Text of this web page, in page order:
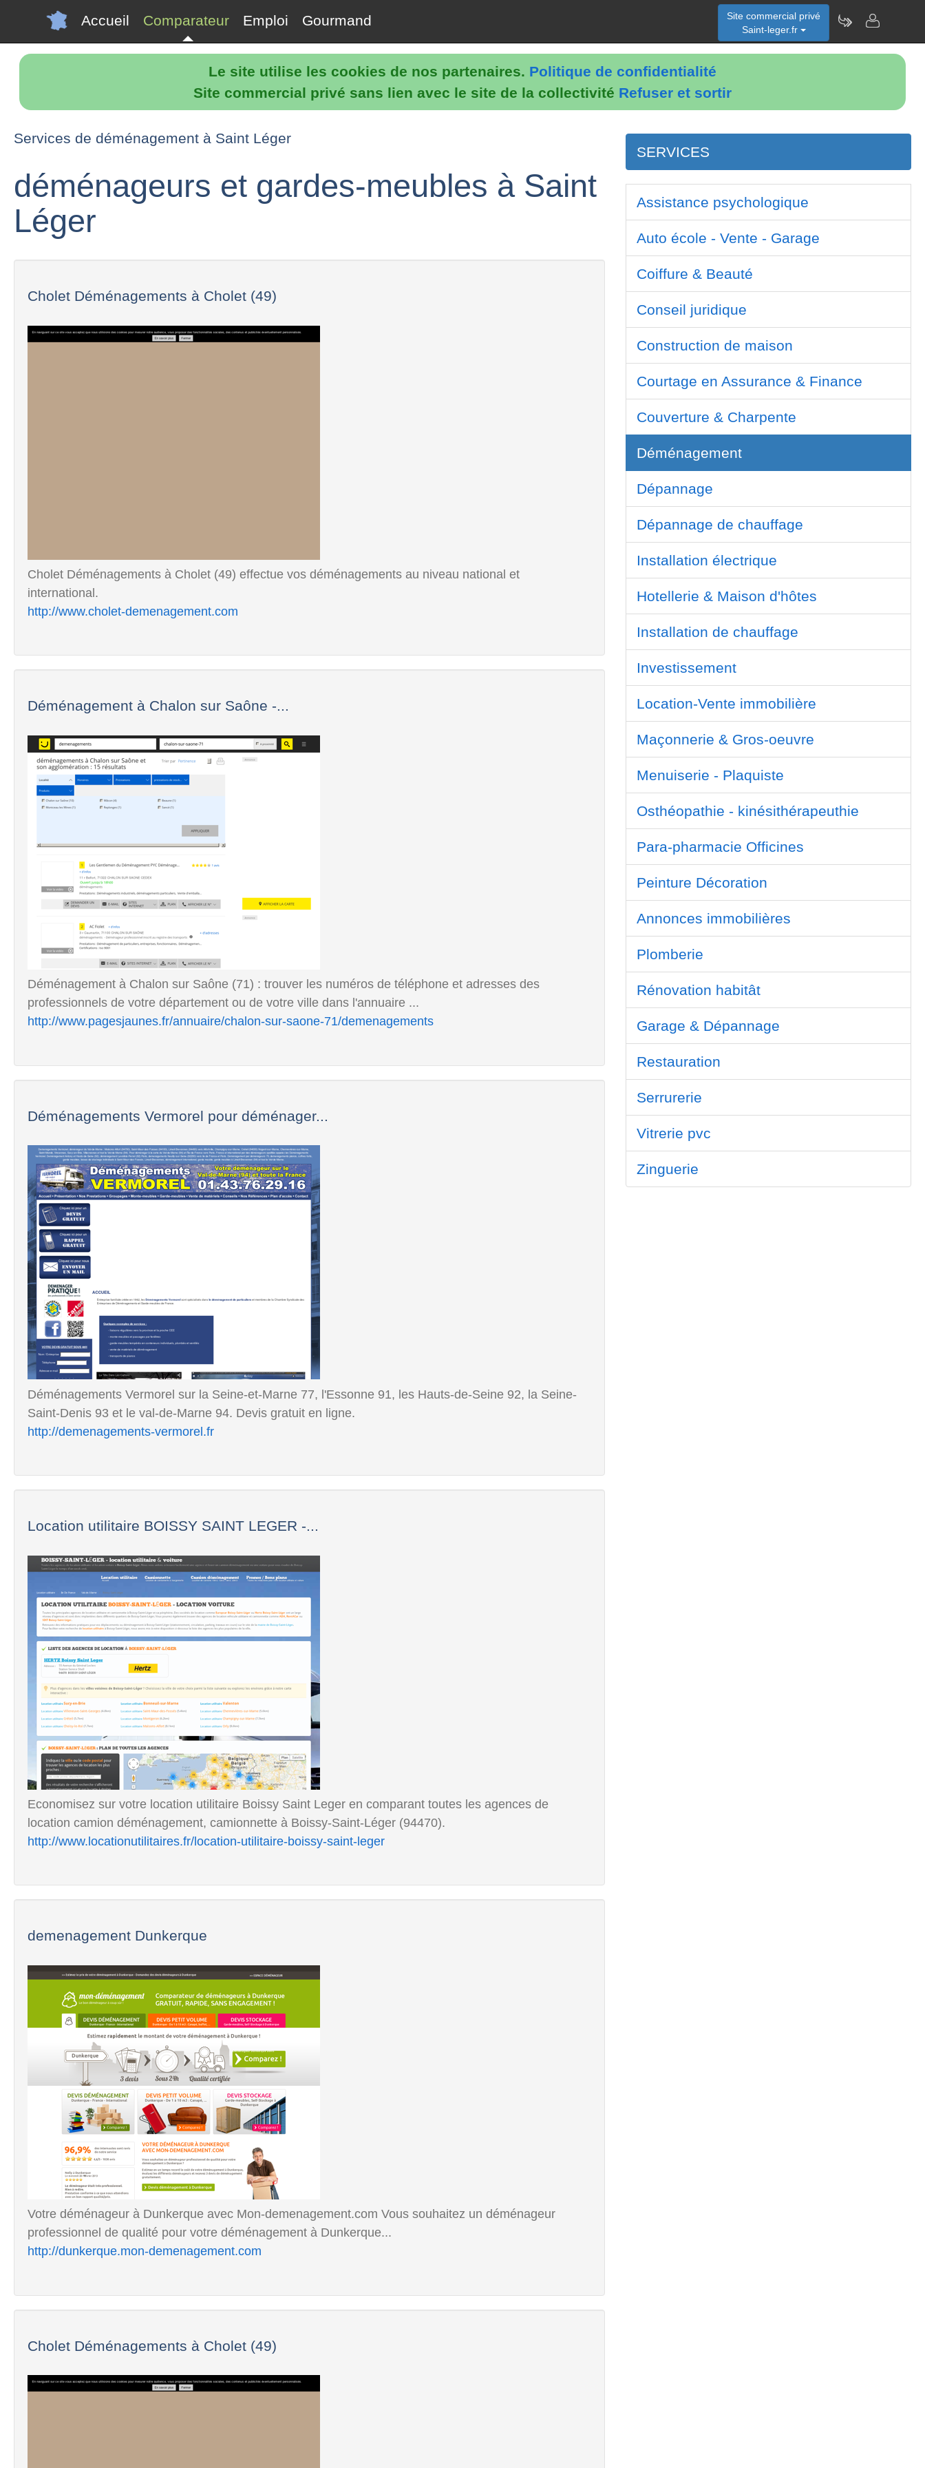
Le site utilise les cookies de nos partenaires. Politique de confidentialité
Site commercial privé sans lien avec le site de la collectivité Refuser et sortir
Accueil Comparateur Emploi Gourmand
Site commercial privé
Saint-leger.fr
Services de déménagement à Saint Léger
déménageurs et gardes-meubles à Saint
Léger
Cholet Déménagements à Cholet (49)
Cholet Déménagements à Cholet (49) effectue vos déménagements au niveau national et
international.
http://www.cholet-demenagement.com
Déménagement à Chalon sur Saône -...
Déménagement à Chalon sur Saône (71) : trouver les numéros de téléphone et adresses des
professionnels de votre département ou de votre ville dans l'annuaire ...
http://www.pagesjaunes.fr/annuaire/chalon-sur-saone-71/demenagements
Déménagements Vermorel pour déménager...
Déménagements Vermorel sur la Seine-et-Marne 77, l'Essonne 91, les Hauts-de-Seine 92, la Seine-
Saint-Denis 93 et le val-de-Marne 94. Devis gratuit en ligne.
http://demenagements-vermorel.fr
Location utilitaire BOISSY SAINT LEGER -...
Economisez sur votre location utilitaire Boissy Saint Leger en comparant toutes les agences de
location camion déménagement, camionnette à Boissy-Saint-Léger (94470).
http://www.locationutilitaires.fr/location-utilitaire-boissy-saint-leger
demenagement Dunkerque
Votre déménageur à Dunkerque avec Mon-demenagement.com Vous souhaitez un déménageur
professionnel de qualité pour votre déménagement à Dunkerque...
http://dunkerque.mon-demenagement.com
Cholet Déménagements à Cholet (49)
SERVICES
Assistance psychologique
Auto école - Vente - Garage
Coiffure & Beauté
Conseil juridique
Construction de maison
Courtage en Assurance & Finance
Couverture & Charpente
Déménagement
Dépannage
Dépannage de chauffage
Installation électrique
Hotellerie & Maison d'hôtes
Installation de chauffage
Investissement
Location-Vente immobilière
Maçonnerie & Gros-oeuvre
Menuiserie - Plaquiste
Osthéopathie - kinésithérapeuthie
Para-pharmacie Officines
Peinture Décoration
Annonces immobilières
Plomberie
Rénovation habitât
Garage & Dépannage
Restauration
Serrurerie
Vitrerie pvc
Zinguerie